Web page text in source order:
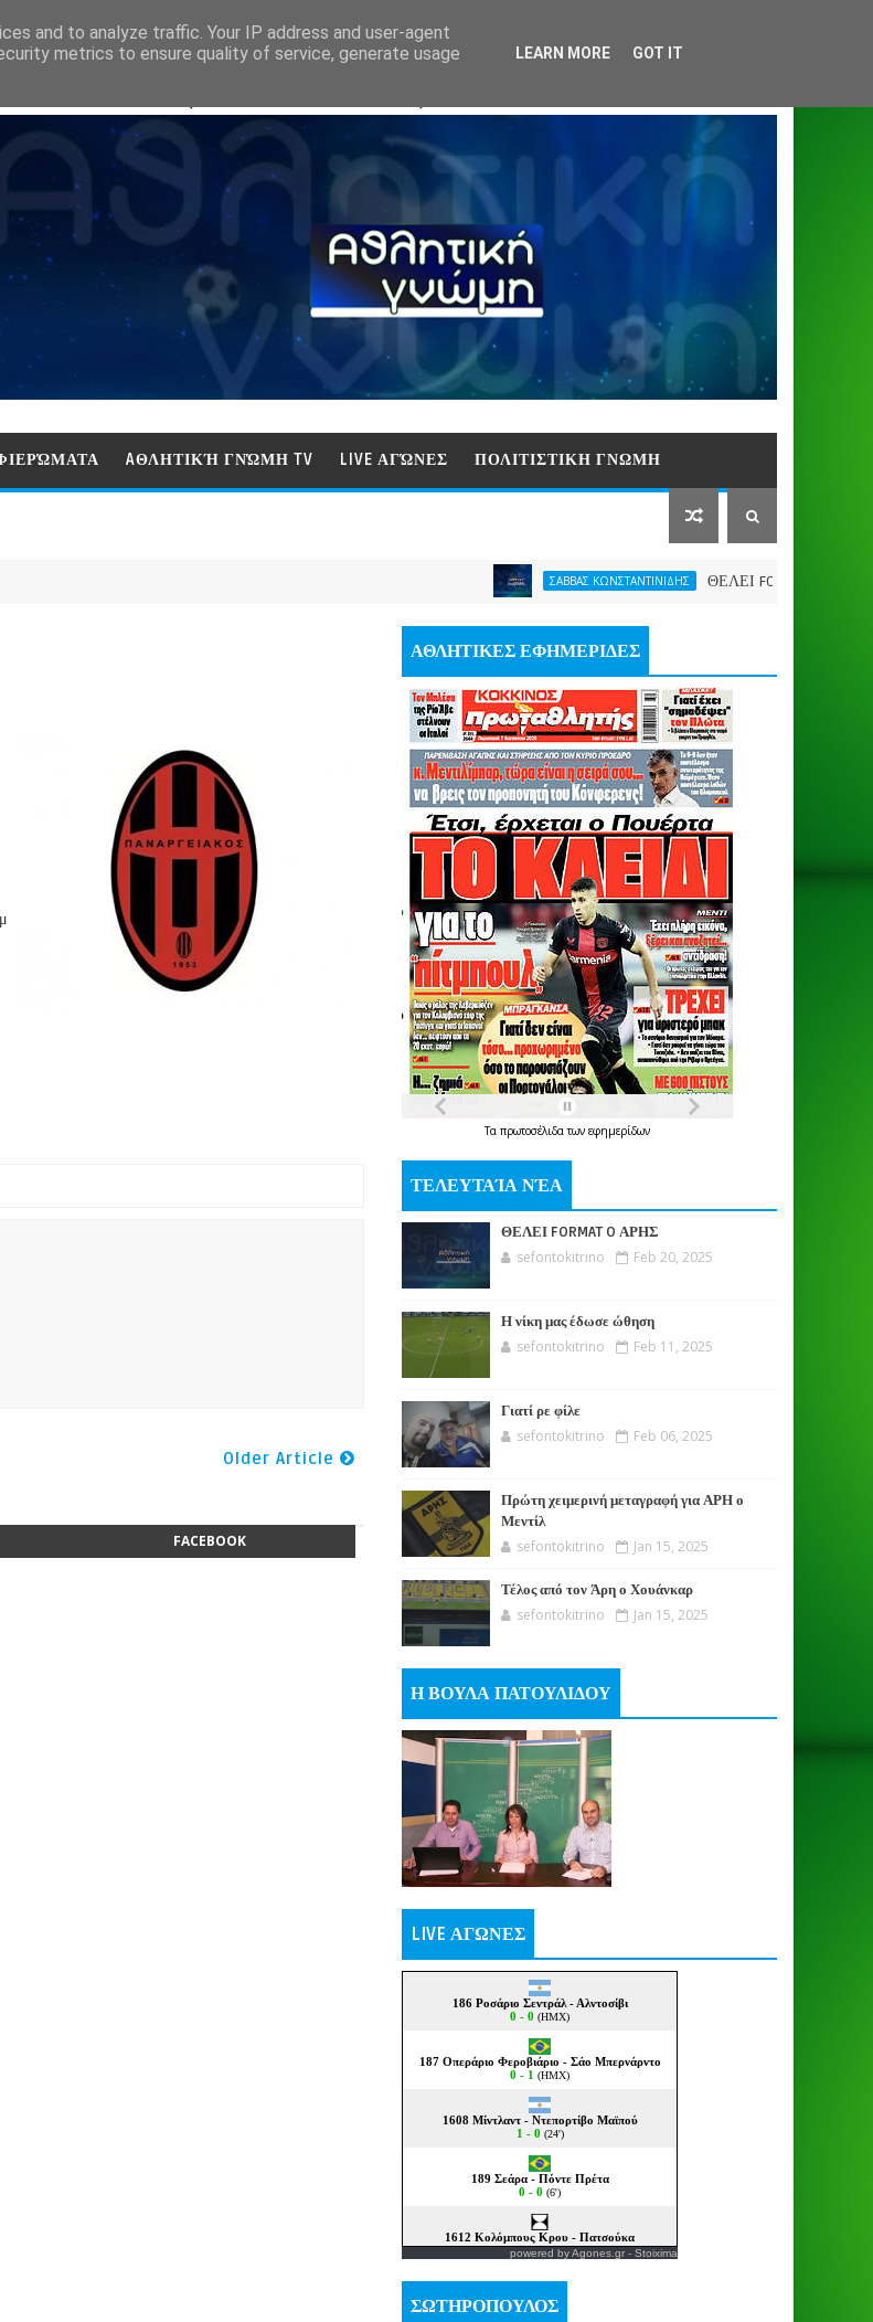
AΘΛΗΤΙΚΉ ΓΝΏΜΗ TV LIVE ΑΓΏΝΕΣ ΠΟΛΙΤΙΣΤΙΚΗ ΓΝΩΜΗ
ΣΑΒΒΑΣ ΚΩΝΣΤΑΝΤΙΝΙΔΗΣ ΘΕΛΕΙ FORMAT O ΑΡΗΣ
Older Article
FACEBOOK
ΑΘΛΗΤΙΚΕΣ ΕΦΗΜΕΡΙΔΕΣ
Τα πρωτοσέλιδατων εφημερίδων
ΤΕΛΕΥΤΑΊΑ ΝΈΑ
ΘΕΛΕΙ FORMAT O ΑΡΗΣ
sefontokitrino Feb 20, 2025
Η νίκη μας έδωσε ώθηση
sefontokitrino Feb 11, 2025
Γιατί ρε φίλε
sefontokitrino Feb 06, 2025
Πρώτη χειμερινή μεταγραφή για ΑΡΗ ο
Μεντίλ
sefontokitrino Jan 15, 2025
Τέλος από τον Άρη ο Χουάνκαρ
sefontokitrino Jan 15, 2025
Η ΒΟΥΛΑ ΠΑΤΟΥΛΙΔΟΥ
LIVE ΑΓΩΝΕΣ
powered byAgones.gr - Stoixima
ΣΩΤΗΡΟΠΟΥΛΟΣ
and to analyze traffic. Your IP address and user-agent
metrics to ensure quality of service, generate usage
LEARN MORE GOT IT